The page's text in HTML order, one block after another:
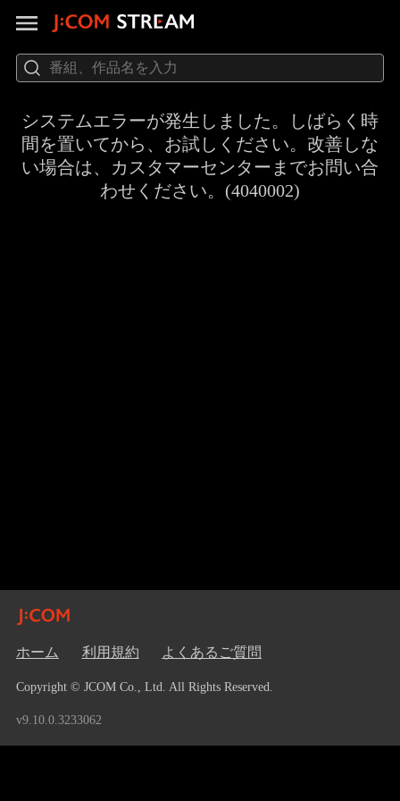
システムエラーが発生しました。しばらく時
間を置いてから、お試しください。改善しな
い場合は、カスタマーセンターまでお問い合
わせください。(4040002)
ホーム 利用規約 よくあるご質問
Copyright © JCOM Co., Ltd. All Rights Reserved.
v9.10.0.3233062